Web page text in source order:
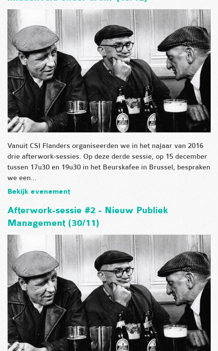
Vanuit CSI Flanders organiseerden we in het najaar van 2016
drie afterwork-sessies. Op deze derde sessie, op 15 december
tussen 17u30 en 19u30 in het Beurskafee in Brussel, bespraken
we een…
Bekijk evenement
Afterwork-sessie #2 - Nieuw Publiek
Management (30/11)